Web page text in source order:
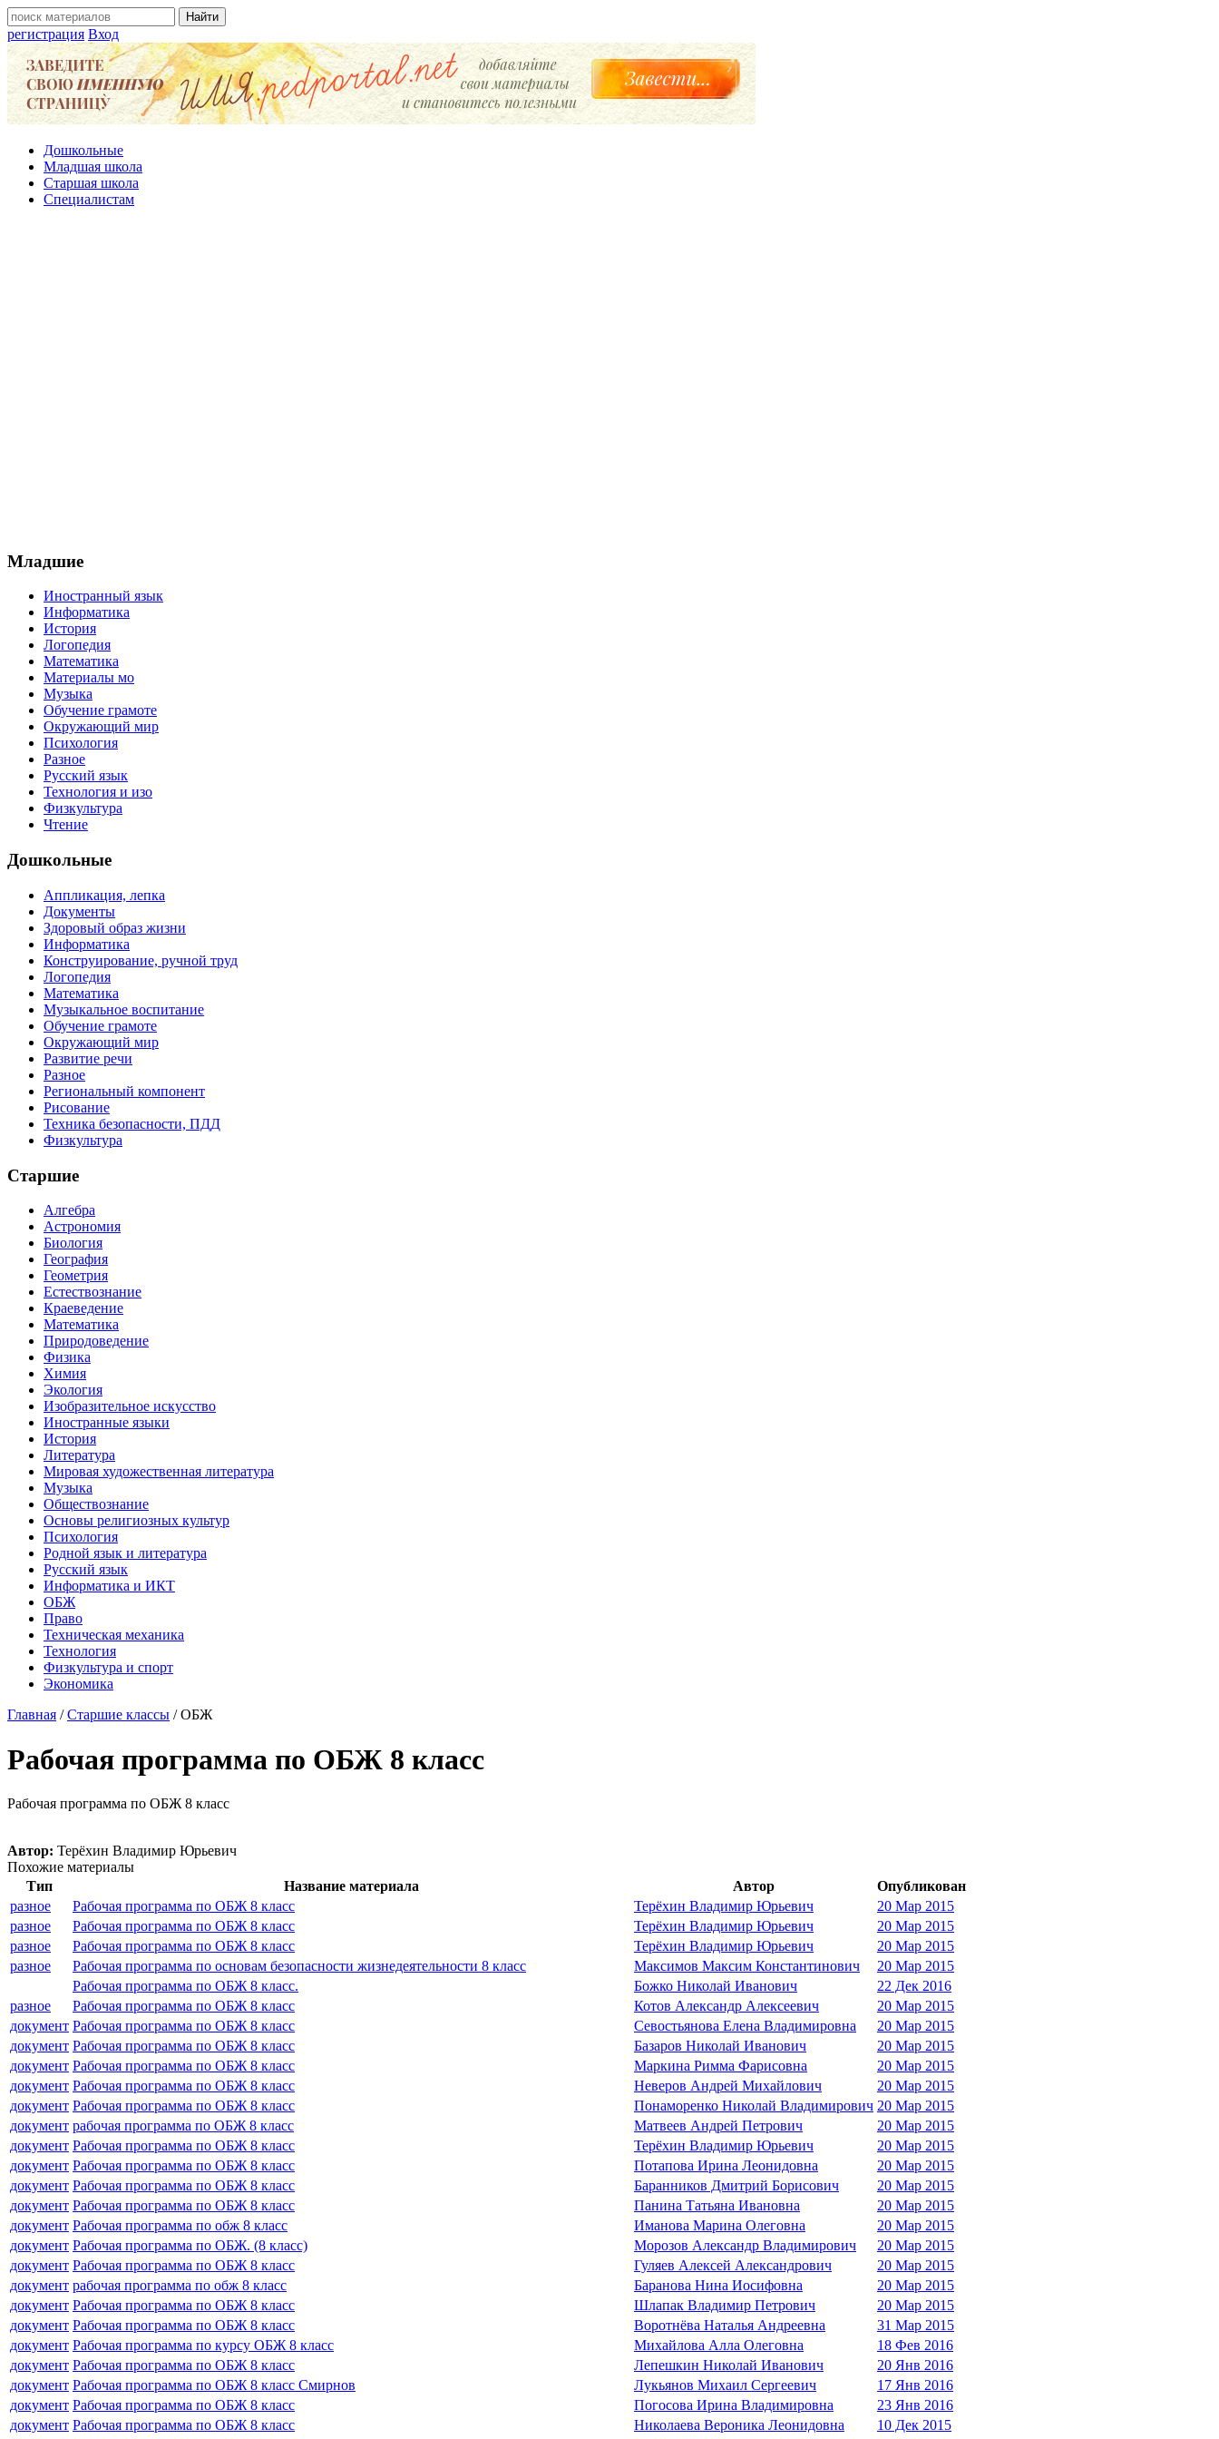
регистрация Вход
Дошкольные
Младшая школа
Старшая школа
Специалистам
Младшие
Иностранный язык
Информатика
История
Логопедия
Математика
Материалы мо
Музыка
Обучение грамоте
Окружающий мир
Психология
Разное
Русский язык
Технология и изо
Физкультура
Чтение
Дошкольные
Аппликация, лепка
Документы
Здоровый образ жизни
Информатика
Конструирование, ручной труд
Логопедия
Математика
Музыкальное воспитание
Обучение грамоте
Окружающий мир
Развитие речи
Разное
Региональный компонент
Рисование
Техника безопасности, ПДД
Физкультура
Старшие
Алгебра
Астрономия
Биология
География
Геометрия
Естествознание
Краеведение
Математика
Природоведение
Физика
Химия
Экология
Изобразительное искусство
Иностранные языки
История
Литература
Мировая художественная литература
Музыка
Обществознание
Основы религиозных культур
Психология
Родной язык и литература
Русский язык
Информатика и ИКТ
ОБЖ
Право
Техническая механика
Технология
Физкультура и спорт
Экономика
Главная /Старшие классы /ОБЖ
Рабочая программа по ОБЖ 8 класс
Рабочая программа по ОБЖ 8 класс
Автор: Терёхин Владимир Юрьевич
Похожие материалы
Тип
Название материала Автор
Опубликован
разное
Рабочая программа по ОБЖ 8 класс Терёхин Владимир Юрьевич
20 Мар 2015
разное
Рабочая программа по ОБЖ 8 класс Терёхин Владимир Юрьевич
20 Мар 2015
разное
Рабочая программа по ОБЖ 8 класс Терёхин Владимир Юрьевич
20 Мар 2015
разное
Рабочая программа по основам безопасности жизнедеятельности 8 класс Максимов Максим Константинович
20 Мар 2015
Рабочая программа по ОБЖ 8 класс.
Божко Николай Иванович
22 Дек 2016
разное
Рабочая программа по ОБЖ 8 класс Котов Александр Алексеевич
20 Мар 2015
документ Рабочая программа по ОБЖ 8 класс Севостьянова Елена Владимировна
20 Мар 2015
документ Рабочая программа по ОБЖ 8 класс Базаров Николай Иванович
20 Мар 2015
документ Рабочая программа по ОБЖ 8 класс Маркина Римма Фарисовна
20 Мар 2015
документ Рабочая программа по ОБЖ 8 класс Неверов Андрей Михайлович
20 Мар 2015
документ Рабочая программа по ОБЖ 8 класс Понаморенко Николай Владимирович 20 Мар 2015
документ рабочая программа по ОБЖ 8 класс Матвеев Андрей Петрович
20 Мар 2015
документ Рабочая программа по ОБЖ 8 класс Терёхин Владимир Юрьевич
20 Мар 2015
документ Рабочая программа по ОБЖ 8 класс Потапова Ирина Леонидовна
20 Мар 2015
документ Рабочая программа по ОБЖ 8 класс Баранников Дмитрий Борисович
20 Мар 2015
документ Рабочая программа по ОБЖ 8 класс Панина Татьяна Ивановна
20 Мар 2015
документ Рабочая программа по обж 8 класс Иманова Марина Олеговна
20 Мар 2015
документ Рабочая программа по ОБЖ. (8 класс) Морозов Александр Владимирович
20 Мар 2015
документ Рабочая программа по ОБЖ 8 класс Гуляев Алексей Александрович
20 Мар 2015
документ рабочая программа по обж 8 класс Баранова Нина Иосифовна
20 Мар 2015
документ Рабочая программа по ОБЖ 8 класс Шлапак Владимир Петрович
20 Мар 2015
документ Рабочая программа по ОБЖ 8 класс Воротнёва Наталья Андреевна
31 Мар 2015
документ Рабочая программа по курсу ОБЖ 8 класс Михайлова Алла Олеговна
18 Фев 2016
документ Рабочая программа по ОБЖ 8 класс Лепешкин Николай Иванович
20 Янв 2016
документ Рабочая программа по ОБЖ 8 класс Смирнов Лукьянов Михаил Сергеевич
17 Янв 2016
документ Рабочая программа по ОБЖ 8 класс Погосова Ирина Владимировна
23 Янв 2016
документ Рабочая программа по ОБЖ 8 класс Николаева Вероника Леонидовна
10 Дек 2015